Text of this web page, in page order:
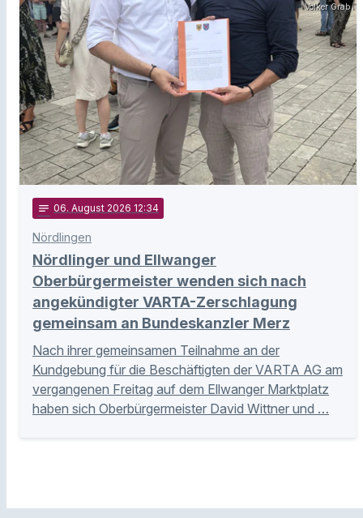
Volker Grab
notes 06. August 2026 12:34
Nördlingen
Nördlinger und Ellwanger
Oberbürgermeister wenden sich nach
angekündigter VARTA-Zerschlagung
gemeinsam an Bundeskanzler Merz
Nach ihrer gemeinsamen Teilnahme an der
Kundgebung für die Beschäftigten der VARTA AG am
vergangenen Freitag auf dem Ellwanger Marktplatz
haben sich Oberbürgermeister David Wittner und …